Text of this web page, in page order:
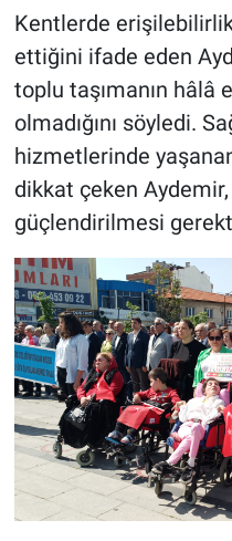
Kentlerde
ettiğini ifade eden
toplu taşımanın hâlâ
olmadığını söyledi.
hizmetlerinde
dikkat çeken Aydemir,
güçlendirilmesi